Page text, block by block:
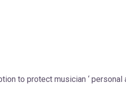
to protect musician ‘ personal